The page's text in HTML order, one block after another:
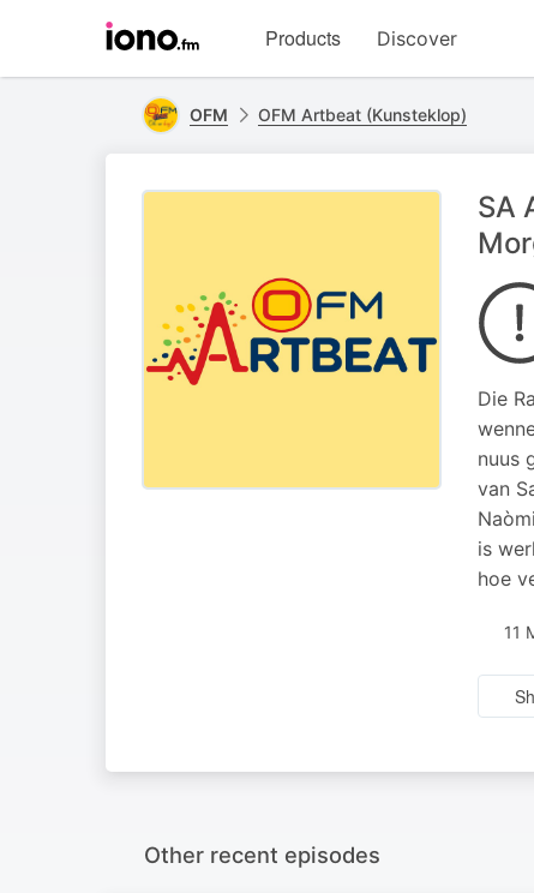
homepage
Products Discover
OFM OFM Artbeat (Kunsteklop)
SA
Die
nuus
van
is
hoe
11
Other recent episodes